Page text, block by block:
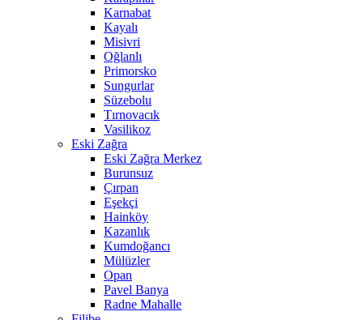
Karnabat
Kayalı
Misivri
Oğlanlı
Primorsko
Sungurlar
Süzebolu
Tırnovacık
Vasilikoz
Eski Zağra
Eski Zağra Merkez
Burunsuz
Çırpan
Eşekçi
Hainköy
Kazanlık
Kumdoğancı
Mülüzler
Opan
Pavel Banya
Radne Mahalle